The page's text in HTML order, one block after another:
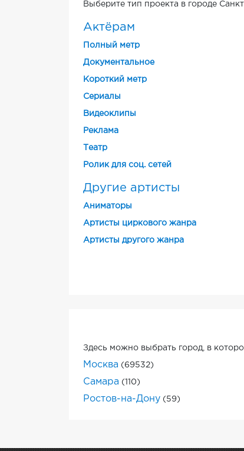
Выберите тип проекта в городе
Актёрам
Полный метр
Документальное
Короткий метр
Cериалы
Видеоклипы
Реклама
Театр
Ролик для соц. сетей
Другие артисты
Аниматоры
Артисты циркового жанра
Артисты другого жанра
Здесь можно выбрать город, в
Москва (69532)
Самара (110)
Ростов-на-Дону (59)